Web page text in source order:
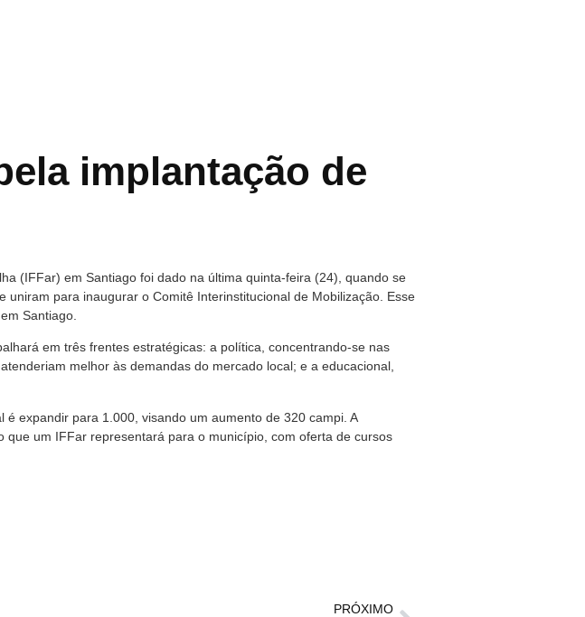
implantação de
(IFFar) em Santiago foi dado na última quinta-feira (24), quando se
para inaugurar o Comitê Interinstitucional de Mobilização. Esse
Santiago.
em três frentes estratégicas: a política, concentrando-se nas
melhor às demandas do mercado local; e a educacional,
expandir para 1.000, visando um aumento de 320 campi. A
um IFFar representará para o município, com oferta de cursos
PRÓXIMO